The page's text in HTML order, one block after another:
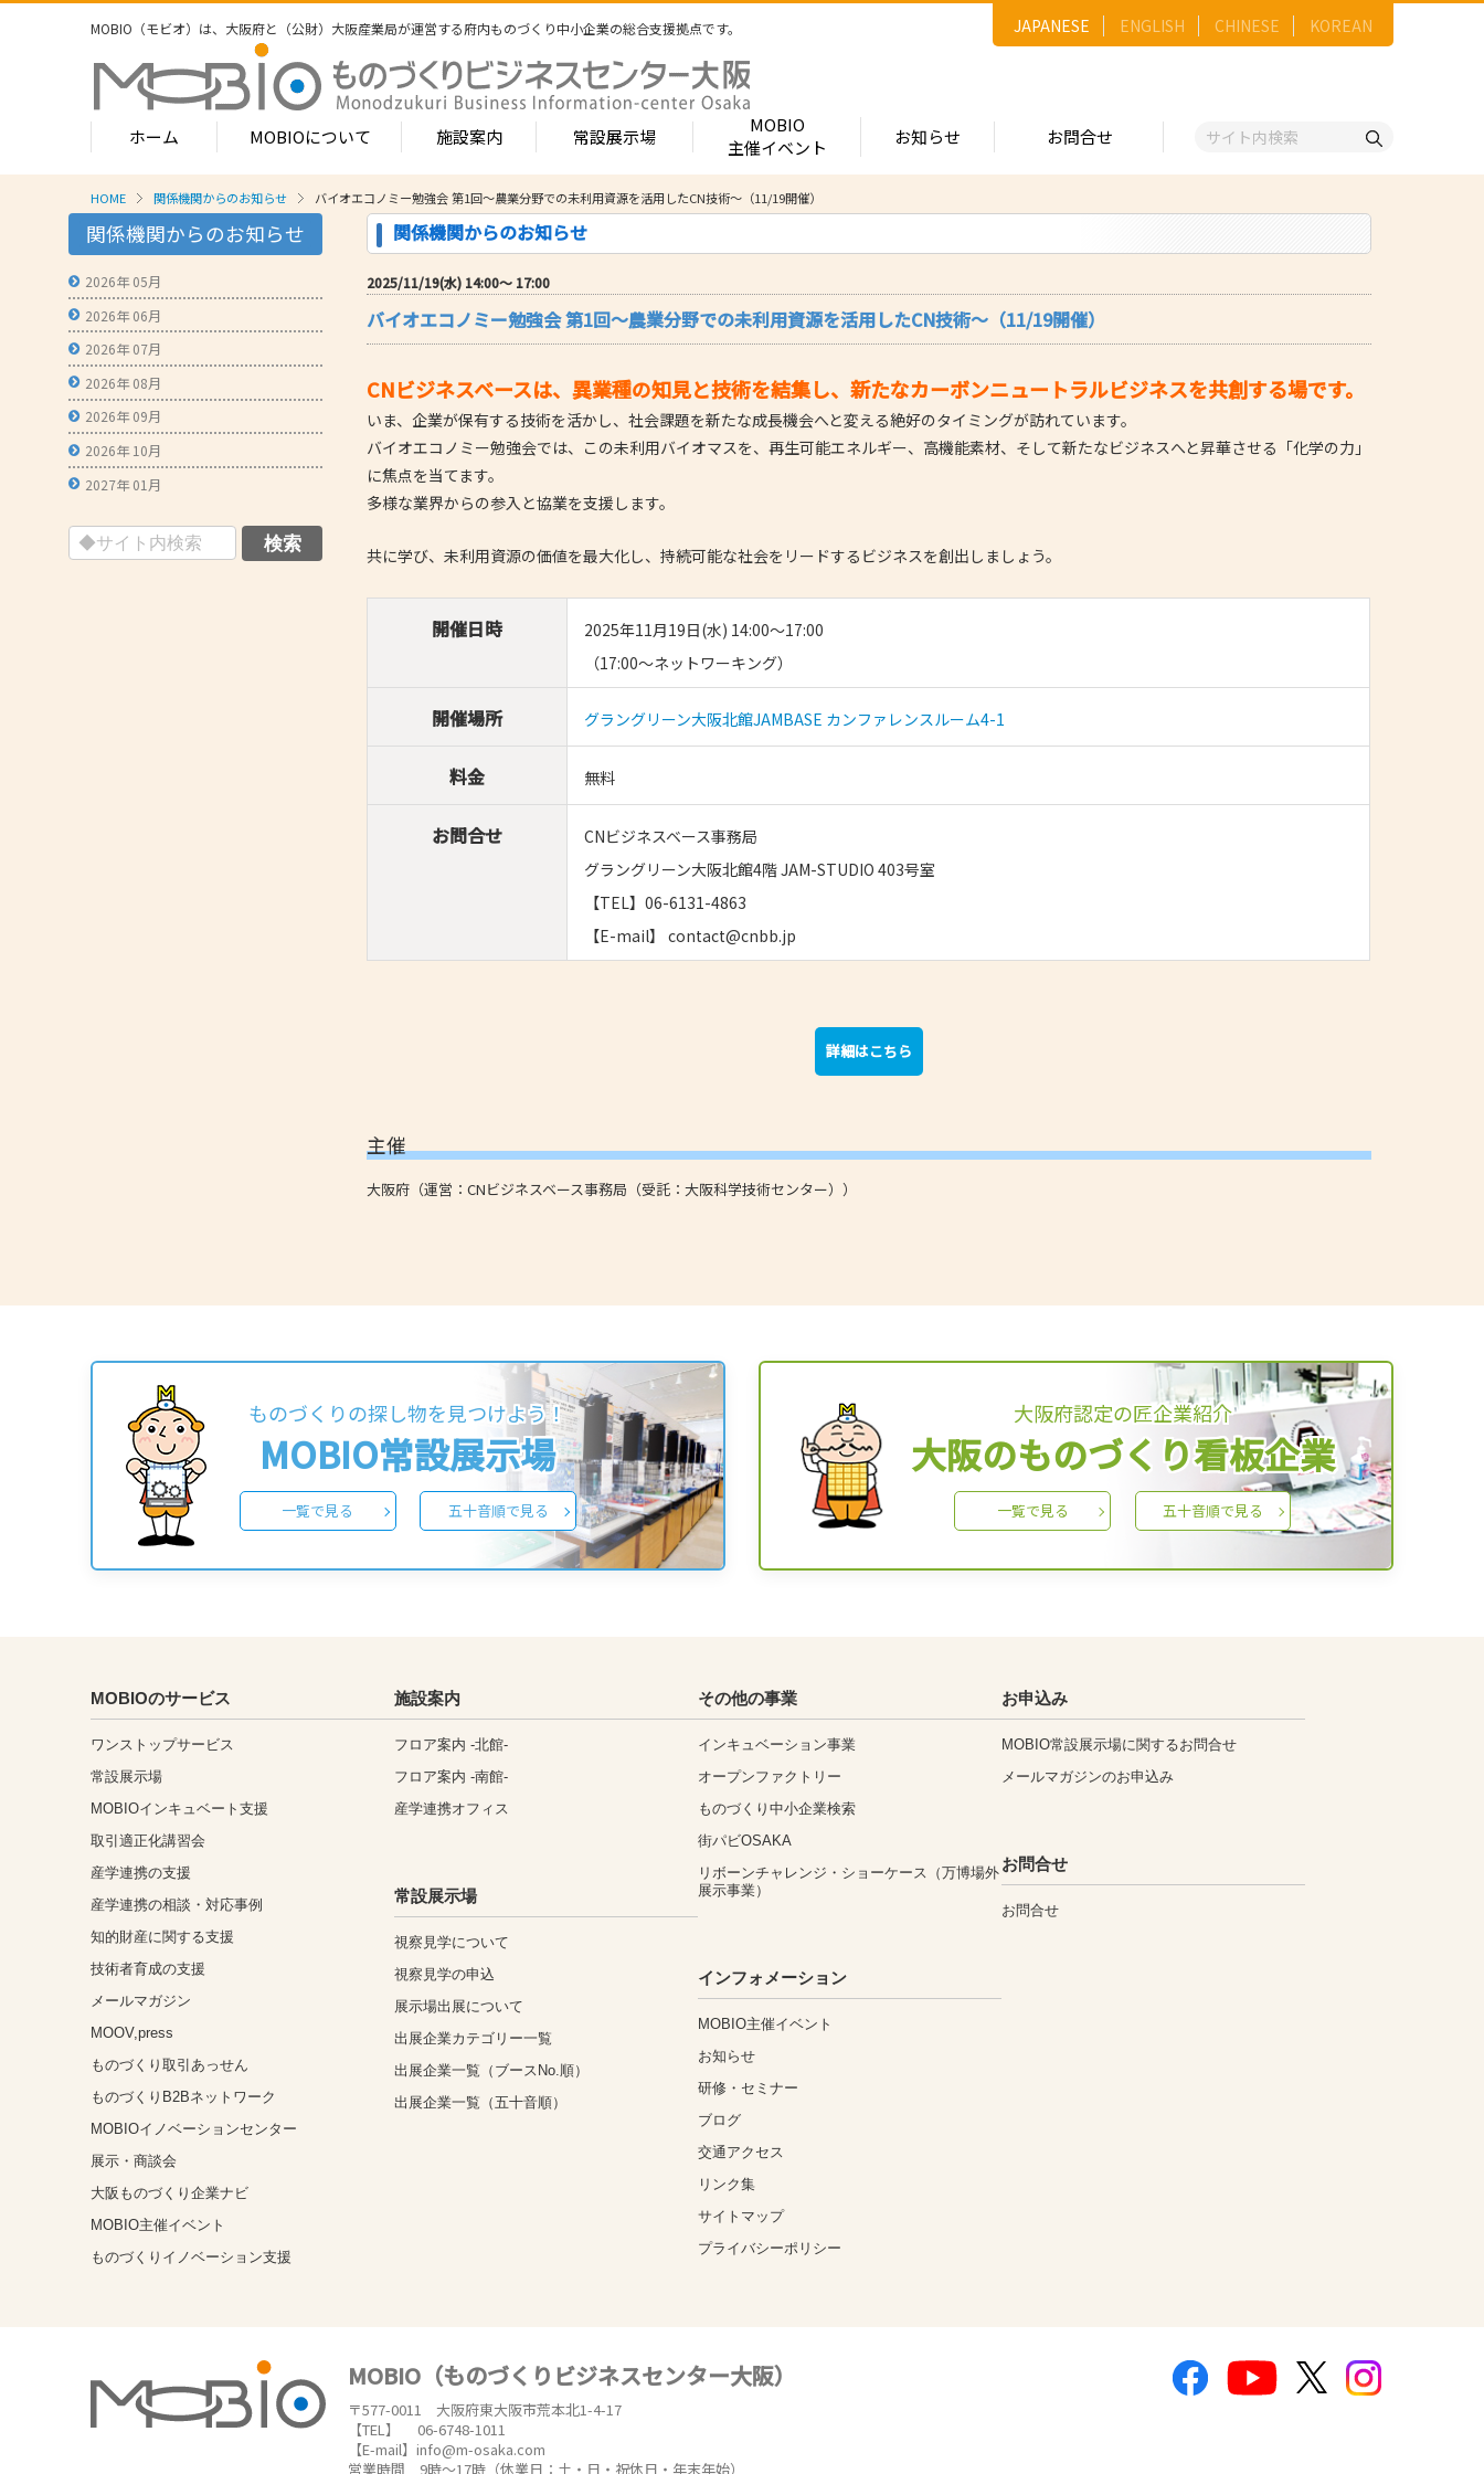
MOBIO（モビオ）は、大阪府と（公財）大阪産業局が運営する府内ものづくり中小企業の総合支援拠点です。 JAPANESE ENGLISH CHINESE KOREAN
ホーム MOBIOについて
MOBIOのサービス
- ワンストップサービス
- 常設展示場
- MOBIOインキュベート支援
- 取引適正化講習会
- 産学連携の支援
- 産学連携の相談・対応事例
- 知的財産に関する支援
- 技術者育成の支援
- メールマガジン
- MOBIOイノベーションセンター
- 展示・商談会
- 大阪ものづくり企業ナビ
- MOBIO主催イベント
- 大規模展示商談会活用事業（出展支援事業）
- 大阪府中小企業等外国出願支援事業
- 大阪の伝統工芸品
- 大阪ものづくり企業 海外拠点リスト
MOBIOとは
- MOBIOの4つの戦略
- オープンファクトリー
- ものづくり中小企業検索
- リボーンチャレンジ・ショーケース
（万博場外展示事業）
施設案内
- フロア案内 -北館-
1-2階（常設展示企業五十音順一覧）
常設展示場のご案内
3階
4階（インキュベートルーム）
- フロア案内 -南館-
1階
2階
産学連携オフィス
3階
常設展示場
常設展示場
- MOBIO 常設展示場
展示場出展について
出展のメリット
出展するには？
よくある質問
出展企業の声
出展企業紹介
- 出展企業カテゴリー一覧
出展企業一覧（五十音順）
- 業種から探す（出展企業）
加工・処理
機械・装置
電子・光学
化学・樹脂
MOBIO
主催イベント
お知らせ お問合せ
HOME 関係機関からのお知らせ バイオエコノミー勉強会 第1回～農業分野での未利用資源を活用したCN技術～（11/19開催）
関係機関からのお知らせ
2026年 05月
2026年 06月
2026年 07月
2026年 08月
2026年 09月
2026年 10月
2027年 01月
関係機関からのお知らせ
2025/11/19(水) 14:00〜 17:00
バイオエコノミー勉強会 第1回～農業分野での未利用資源を活用したCN技術～（11/19開催）
CNビジネスベースは、異業種の知見と技術を結集し、新たなカーボンニュートラルビジネスを共創する場です。
いま、企業が保有する技術を活かし、社会課題を新たな成長機会へと変える絶好のタイミングが訪れています。
バイオエコノミー勉強会では、この未利用バイオマスを、再生可能エネルギー、高機能素材、そして新たなビジネスへと昇華させる「化学の力」
に焦点を当てます。
多様な業界からの参入と協業を支援します。
共に学び、未利用資源の価値を最大化し、持続可能な社会をリードするビジネスを創出しましょう。
開催日時
2025年11月19日(水) 14:00～17:00
（17:00～ネットワーキング）
開催場所 グラングリーン大阪北館JAMBASE カンファレンスルーム4-1
料金 無料
お問合せ
CNビジネスベース事務局
グラングリーン大阪北館4階 JAM-STUDIO 403号室
【TEL】06-6131-4863
【E-mail】 contact@cnbb.jp
詳細はこちら
主催
大阪府（運営：CNビジネスベース事務局（受託：大阪科学技術センター））
ものづくりの探し物を見つけよう！
MOBIO常設展示場
一覧で見る 五十音順で見る
大阪府認定の匠企業紹介
大阪のものづくり看板企業
一覧で見る 五十音順で見る
MOBIOのサービス
ワンストップサービス
常設展示場
MOBIOインキュベート支援
取引適正化講習会
産学連携の支援
産学連携の相談・対応事例
知的財産に関する支援
技術者育成の支援
メールマガジン
MOOV,press
ものづくり取引あっせん
ものづくりB2Bネットワーク
MOBIOイノベーションセンター
展示・商談会
大阪ものづくり企業ナビ
MOBIO主催イベント
ものづくりイノベーション支援
施設案内
フロア案内 -北館-
フロア案内 -南館-
産学連携オフィス
常設展示場
視察見学について
視察見学の申込
展示場出展について
出展企業カテゴリー一覧
出展企業一覧（ブースNo.順）
出展企業一覧（五十音順）
その他の事業
インキュベーション事業
オープンファクトリー
ものづくり中小企業検索
街パビOSAKA
リボーンチャレンジ・ショーケース（万博場外
展示事業）
インフォメーション
MOBIO主催イベント
お知らせ
研修・セミナー
ブログ
交通アクセス
リンク集
サイトマップ
プライバシーポリシー
お申込み
MOBIO常設展示場に関するお問合せ
メールマガジンのお申込み
お問合せ
お問合せ
MOBIO（ものづくりビジネスセンター大阪）
〒577-0011 大阪府東大阪市荒本北1-4-17
【TEL】 06-6748-1011
【E-mail】info@m-osaka.com
営業時間 9時～17時（休業日：土・日・祝休日・年末年始）